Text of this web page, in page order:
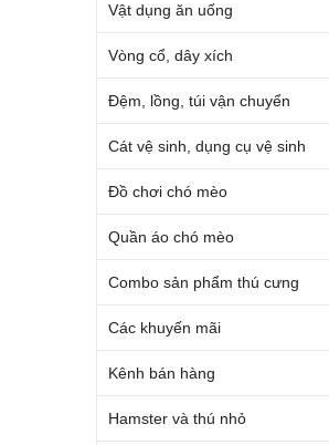
Vật dụng ăn uống
Vòng cổ, dây xích
Đệm, lồng, túi vận chuyển
Cát vệ sinh, dụng cụ vệ sinh
Đồ chơi chó mèo
Quần áo chó mèo
Combo sản phẩm thú cưng
Các khuyến mãi
Kênh bán hàng
Hamster và thú nhỏ